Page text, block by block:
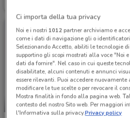
-1 GIORNO
Ci importa della tua privacy
Noi e i nostri 1012partner archiviamo e
come i dati di navigazione gli o
Selezionando Accetto, abiliti le tecnologie
supportino gli scopi mostrati alla voce "Noi
dati da fornire". Nel caso in cui queste
disabilitate, alcuni contenuti e annunci
essere rilevanti. Puoi accedere nuovamente
modificare le tue scelte o per revocare il
Mostra finalità in fondo alla pagina web.
contesto del nostro Sito web. Per maggiori
l'Informativa sulla privacy.Privacy policy